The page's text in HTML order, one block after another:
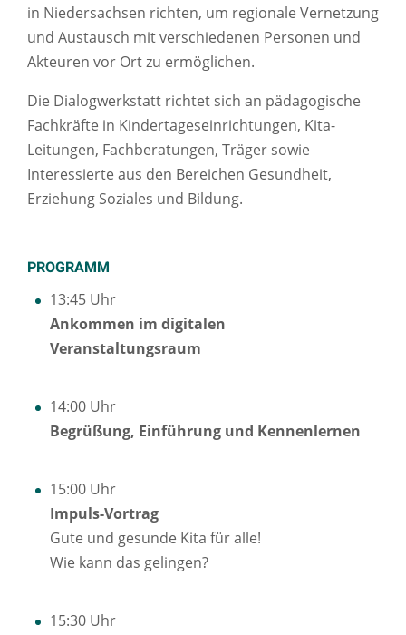
in Niedersachsen richten, um regionale Vernetzung
und Austausch mit verschiedenen Personen und
Akteuren vor Ort zu ermöglichen.
Die Dialogwerkstatt richtet sich an pädagogische
Fachkräfte in Kindertageseinrichtungen, Kita-
Leitungen, Fachberatungen, Träger sowie
Interessierte aus den Bereichen Gesundheit,
Erziehung Soziales und Bildung.
PROGRAMM
13:45 Uhr
Ankommen im digitalen
Veranstaltungsraum
14:00 Uhr
Begrüßung, Einführung und Kennenlernen
15:00 Uhr
Impuls-Vortrag
Gute und gesunde Kita für alle!
Wie kann das gelingen?
15:30 Uhr